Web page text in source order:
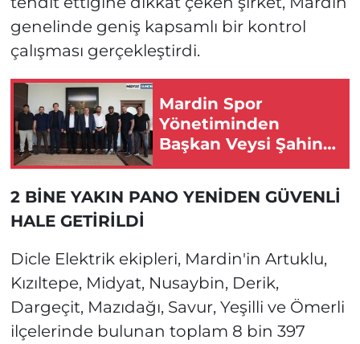
genelinde geniş kapsamlı bir kontrol
çalışması gerçekleştirdi.
Mardin Spor
Yönetiminden
Başkan Veysi Şahin’e
Ziyaret
2 BİNE YAKIN PANO YENİDEN GÜVENLİ
HALE GETİRİLDİ
Dicle Elektrik ekipleri, Mardin'in Artuklu,
Kızıltepe, Midyat, Nusaybin, Derik,
Dargeçit, Mazıdağı, Savur, Yeşilli ve Ömerli
ilçelerinde bulunan toplam 8 bin 397